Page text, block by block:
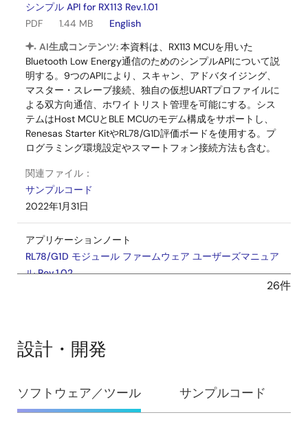
シンプル API for RX113 Rev.1.01
PDF
1.44 MB
English
AI生成コンテンツ:本資料は、RX113 MCUを用いた
Bluetooth Low Energy通信のためのシンプルAPIについて説
明する。9つのAPIにより、スキャン、アドバタイジング、
マスター・スレーブ接続、独自の仮想UARTプロファイルに
よる双方向通信、ホワイトリスト管理を可能にする。シス
テムはHost MCUとBLE MCUのモデム構成をサポートし、
Renesas Starter KitやRL78/G1D評価ボードを使用する。プ
ログラミング環境設定やスマートフォン接続方法も含む。
関連ファイル：
サンプルコード
2022年1月31日
アプリケーションノート
RL78/G1D モジュール ファームウェア ユーザーズマニュア
ル Rev.1.02
ノイズ防止や誤動作回避、電源投入時のリセットとクロッ
クの安定化手順、予約領域へのアクセス禁止を含みます。
ます。また、RL78/G1Dモジュールファームウェアマニュア
ルの目的と対象者を示し、関連資料も一覧化しています。
26件
設計・開発
設
計・
ソフトウェア／ツール サンプルコード